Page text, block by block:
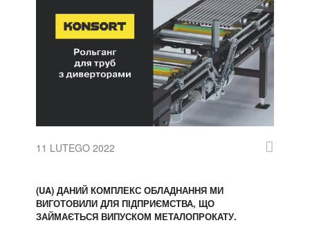
11 LUTEGO 2022
(UA) ДАНИЙ КОМПЛЕКС ОБЛАДНАННЯ МИ
ВИГОТОВИЛИ ДЛЯ ПІДПРИЄМСТВА, ЩО
ЗАЙМАЄТЬСЯ ВИПУСКОМ МЕТАЛОПРОКАТУ.